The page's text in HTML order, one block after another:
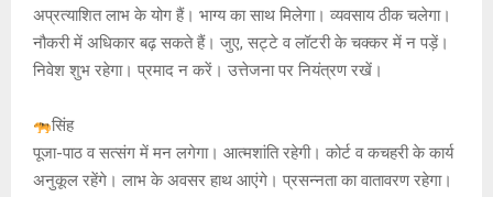
अप्रत्याशित लाभ के योग हैं। भाग्य का साथ मिलेगा। व्यवसाय ठीक चलेगा।
नौकरी में अधिकार बढ़ सकते हैं। जुए, सट्टे व लॉटरी के चक्कर में न पड़ें।
निवेश शुभ रहेगा। प्रमाद न करें। उत्तेजना पर नियंत्रण रखें।
सिंह
पूजा-पाठ व सत्संग में मन लगेगा। आत्मशांति रहेगी। कोर्ट व कचहरी के कार्य
अनुकूल रहेंगे। लाभ के अवसर हाथ आएंगे। प्रसन्नता का वातावरण रहेगा।